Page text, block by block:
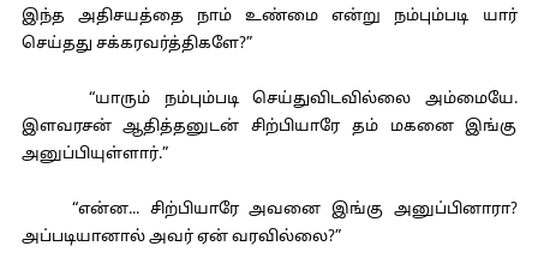
இந்த அதிசயத்தை நாம் உண்மை என்று நம்பும்படி யார்
செய்தது சக்கரவர்த்திகளே?”
“யாரும் நம்பும்படி செய்துவிடவில்லை அம்மையே.
இளவரசன் ஆதித்தனுடன் சிற்பியாரே தம் மகனை இங்கு
அனுப்பியுள்ளார்.”
“என்ன... சிற்பியாரே அவனை இங்கு அனுப்பினாரா?
அப்படியானால் அவர் ஏன் வரவில்லை?”